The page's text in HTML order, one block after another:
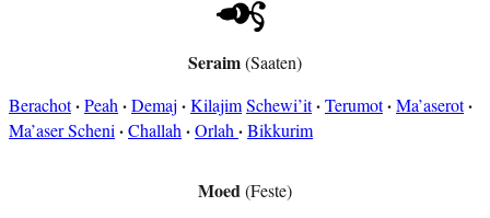
Seraim(Saaten)
Berachot·Peah ·Demaj ·KilajimSchewi’it·Terumot·Ma’aserot·
Ma’aser Scheni ·Challah ·Orlah ·Bikkurim
Moed(Feste)